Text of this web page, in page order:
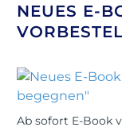
NEUES E-
Ab sofort E-Book